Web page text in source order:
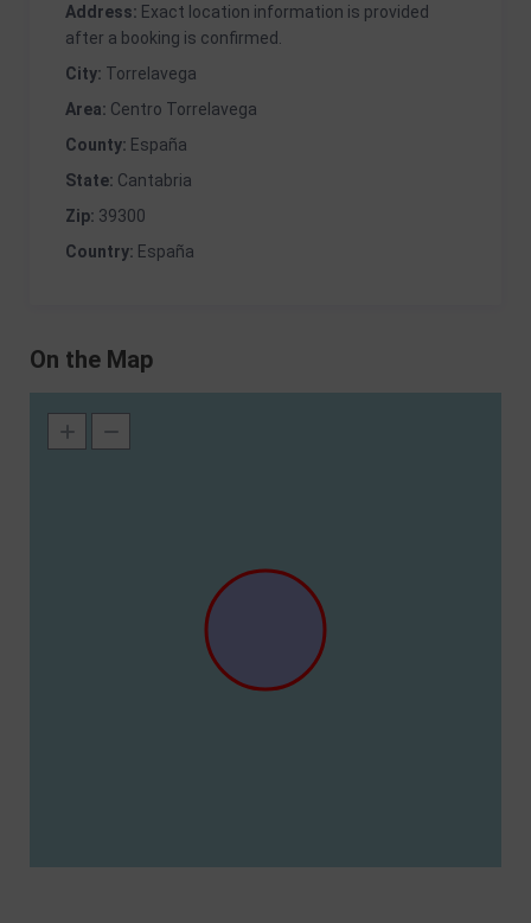
Address: Exact location information is provided
after a booking is confirmed.
City: Torrelavega
Area: Centro Torrelavega
County: España
State: Cantabria
Zip: 39300
Country: España
On the Map